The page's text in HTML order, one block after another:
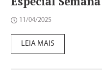
11/04/2025
LEIA MAIS